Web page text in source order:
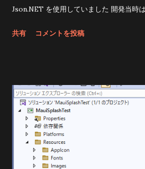
Json.NET を使用していました 開発当時
System.Textを使うように変わっている
うかなあ と見てみたら /Resources/Raw
AboutAssets.txtと言う怪しげなファイル
感じ Any raw assets you want to be
application can be placed in this
directories). Deployment of the asset
automatically handled by the following
共有 コメントを投稿